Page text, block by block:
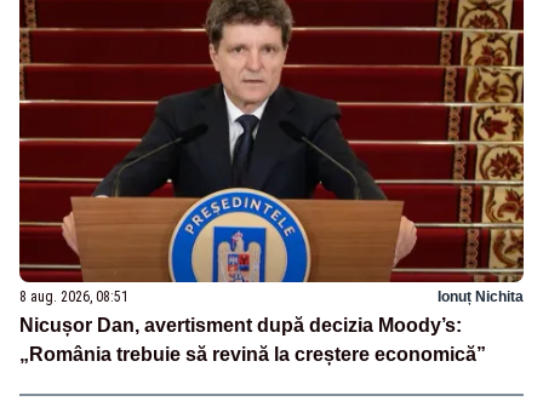
8 aug. 2026, 08:51 Ionuț Nichita
Nicușor Dan, avertisment după decizia Moody’s:
„România trebuie să revină la creștere economică”